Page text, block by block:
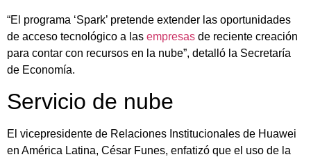
“El programa ‘Spark’ pretende extender las oportunidades
de acceso tecnológico a las empresas de reciente creación
para contar con recursos en la nube”, detalló la Secretaría
de Economía.
Servicio de nube
El vicepresidente de Relaciones Institucionales de Huawei
en América Latina, César Funes, enfatizó que el uso de la